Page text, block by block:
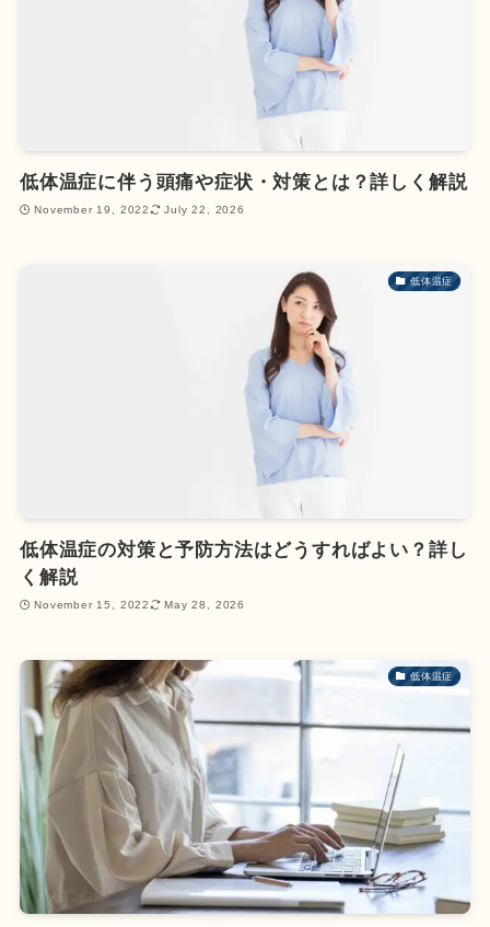
低体温症に伴う頭痛や症状・対策とは？詳しく解説
November 19, 2022 July 22, 2026
低体温症
低体温症の対策と予防方法はどうすればよい？詳し
く解説
November 15, 2022 May 28, 2026
低体温症